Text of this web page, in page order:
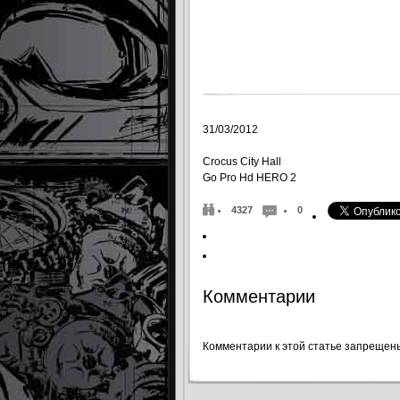
31/03/2012
Crocus City Hall
Go Pro Hd HERO 2
4327 0
Комментарии
Комментарии к этой статье